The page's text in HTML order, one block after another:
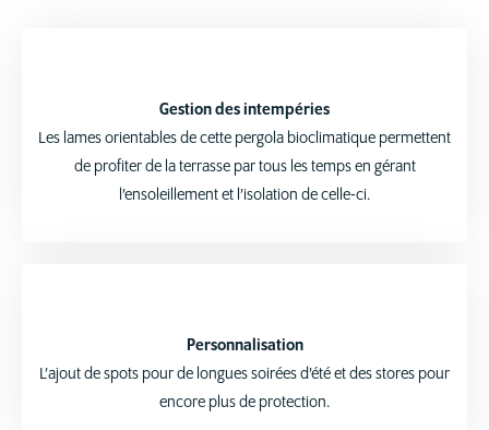
Gestion des intempéries
Les lames orientables de cette pergola bioclimatique permettent
de profiter de la terrasse par tous les temps en gérant
l’ensoleillement et l’isolation de celle-ci.
Personnalisation
L’ajout de spots pour de longues soirées d’été et des stores pour
encore plus de protection.